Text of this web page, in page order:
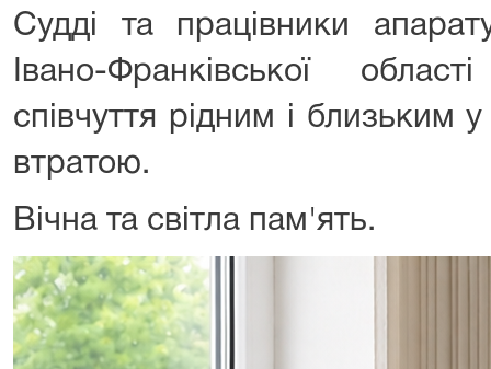
Судді та працівники
Івано-Франківської
співчуття рідним і близьким
втратою.
Вічна та світла пам'ять.